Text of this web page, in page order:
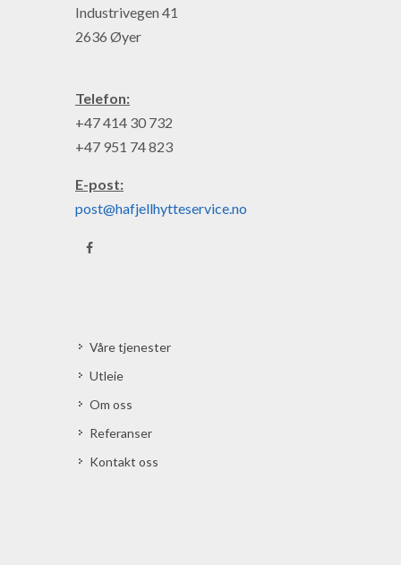
Industrivegen 41
2636 Øyer
Telefon:
+47 414 30 732
+47 951 74 823
E-post:
post@hafjellhytteservice.no
Våre tjenester
Utleie
Om oss
Referanser
Kontakt oss